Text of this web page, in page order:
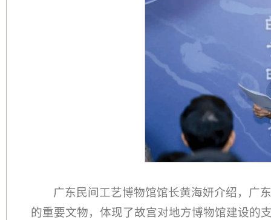
广东民间工艺博物馆馆长黄海妍介绍，广
的重要文物，体现了故宫对地方博物馆建设的